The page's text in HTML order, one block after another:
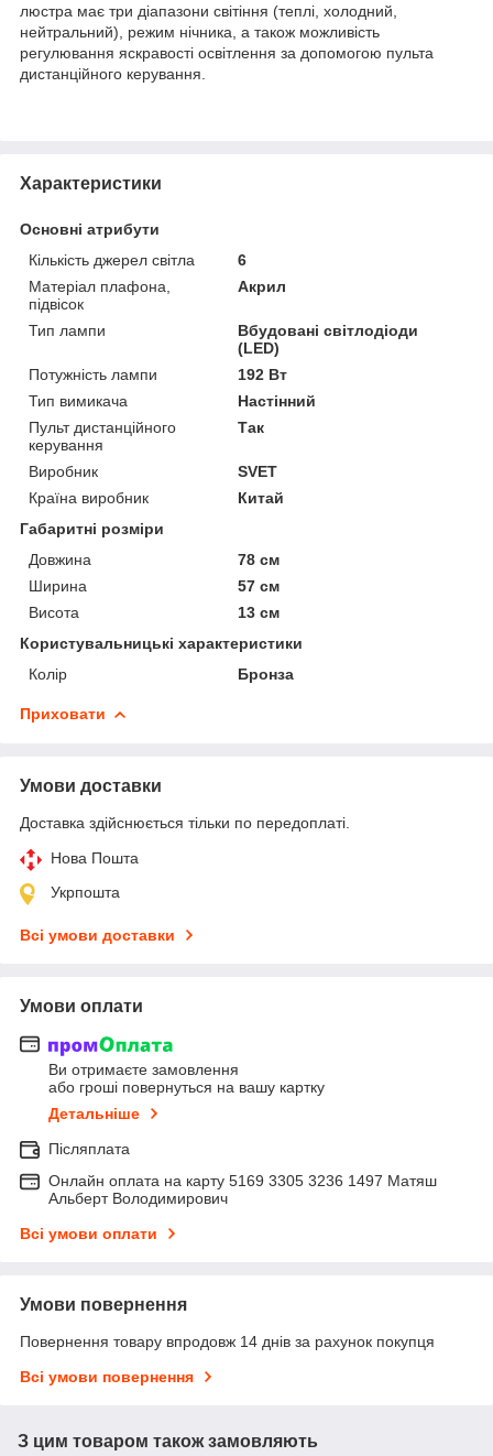
люстра має три діапазони світіння (теплі, холодний,
нейтральний), режим нічника, а також можливість
регулювання яскравості освітлення за допомогою пульта
дистанційного керування.
Характеристики
Основні атрибути
Кількість джерел світла
6
Матеріал плафона,
підвісок
Акрил
Тип лампи
Вбудовані світлодіоди
(LED)
Потужність лампи
192 Вт
Тип вимикача
Настінний
Пульт дистанційного
керування
Так
Виробник
SVET
Країна виробник
Китай
Габаритні розміри
Довжина
78 см
Ширина
57 см
Висота
13 см
Користувальницькі характеристики
Колір
Бронза
Приховати
Умови доставки
Доставка здійснюється тільки по передоплаті.
Нова Пошта
Укрпошта
Всі умови доставки
Умови оплати
Ви отримаєте замовлення
або гроші повернуться на вашу картку
Детальніше
Післяплата
Онлайн оплата на карту 5169 3305 3236 1497 Матяш
Альберт Володимирович
Всі умови оплати
Умови повернення
Повернення товару впродовж 14 днів за рахунок покупця
Всі умови повернення
З цим товаром також замовляють